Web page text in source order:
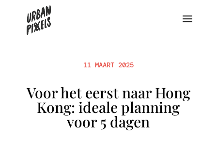
11 MAART 2025
Voor het eerst naar Hong
Kong: ideale planning
voor 5 dagen